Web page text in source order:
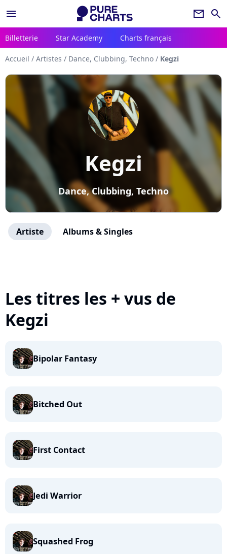
menu newsletter search
Billetterie Star Academy Charts français
Accueil / Artistes / Dance, Clubbing, Techno / Kegzi
Kegzi
Dance, Clubbing, Techno
Artiste Albums & Singles
Les titres les + vus de
Kegzi
Bipolar Fantasy
Bitched Out
First Contact
Jedi Warrior
Squashed Frog